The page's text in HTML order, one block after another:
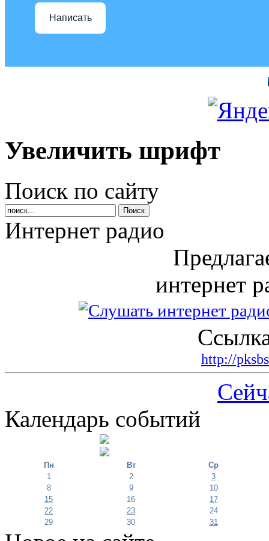
Написать
Увеличить шрифт
Поиск по сайту
Интернет радио
интернет
http://
Календарь событий
Пн Вт
Ср
1
2
3
8
9
10
15
16
17
22
23
24
29
30 31